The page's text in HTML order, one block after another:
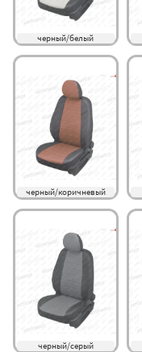
черный/белый
черный/коричневый
черный/серый